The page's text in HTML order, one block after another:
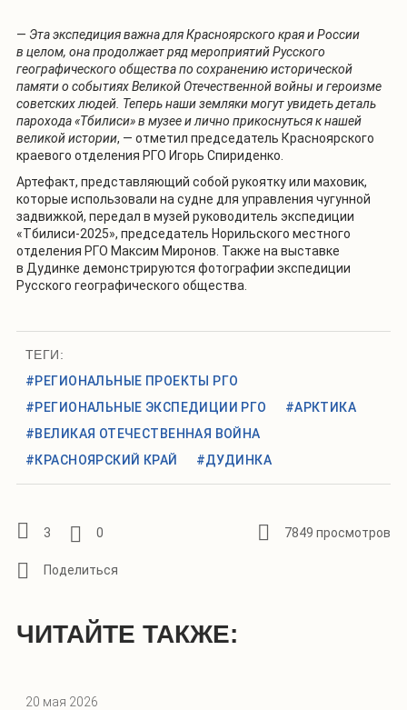
— Эта экспедиция важна для Красноярского края и России
в целом, она продолжает ряд мероприятий Русского
географического общества по сохранению исторической
памяти о событиях Великой Отечественной войны и героизме
советских людей. Теперь наши земляки могут увидеть деталь
парохода «Тбилиси» в музее и лично прикоснуться к нашей
великой истории, — отметил председатель Красноярского
краевого отделения РГО Игорь Спириденко.
Артефакт, представляющий собой рукоятку или маховик,
которые использовали на судне для управления чугунной
задвижкой, передал в музей руководитель экспедиции
«Тбилиси-2025», председатель Норильского местного
отделения РГО Максим Миронов. Также на выставке
в Дудинке демонстрируются фотографии экспедиции
Русского географического общества.
ТЕГИ:
#РЕГИОНАЛЬНЫЕ ПРОЕКТЫ РГО
#РЕГИОНАЛЬНЫЕ ЭКСПЕДИЦИИ РГО
#АРКТИКА
#ВЕЛИКАЯ ОТЕЧЕСТВЕННАЯ ВОЙНА
#КРАСНОЯРСКИЙ КРАЙ
#ДУДИНКА
3 0 7849 просмотров
ЧИТАЙТЕ ТАКЖЕ:
20 мая 2026